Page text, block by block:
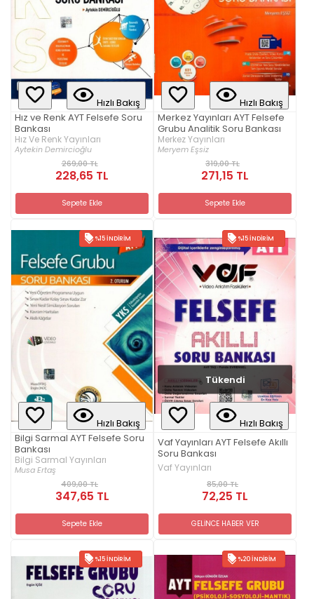
Hızlı Bakış
Hız ve Renk AYT Felsefe Soru
Bankası
Hız Ve Renk Yayınları
Aytekin Demircioğlu
269,00 TL
228,65 TL
Sepete Ekle
Hızlı Bakış
Merkez Yayınları AYT Felsefe
Grubu Analitik Soru Bankası
Merkez Yayınları
Meryem Eşsiz
319,00 TL
271,15 TL
Sepete Ekle
%15 İNDIRIM
Hızlı Bakış
Bilgi Sarmal AYT Felsefe Soru
Bankası
Bilgi Sarmal Yayınları
Musa Ertaş
409,00 TL
347,65 TL
Sepete Ekle
%15 İNDIRIM
Tükendi
Hızlı Bakış
Vaf Yayınları AYT Felsefe Akıllı
Soru Bankası
Vaf Yayınları
85,00 TL
72,25 TL
GELİNCE HABER VER
%15 İNDIRIM %20 İNDIRIM